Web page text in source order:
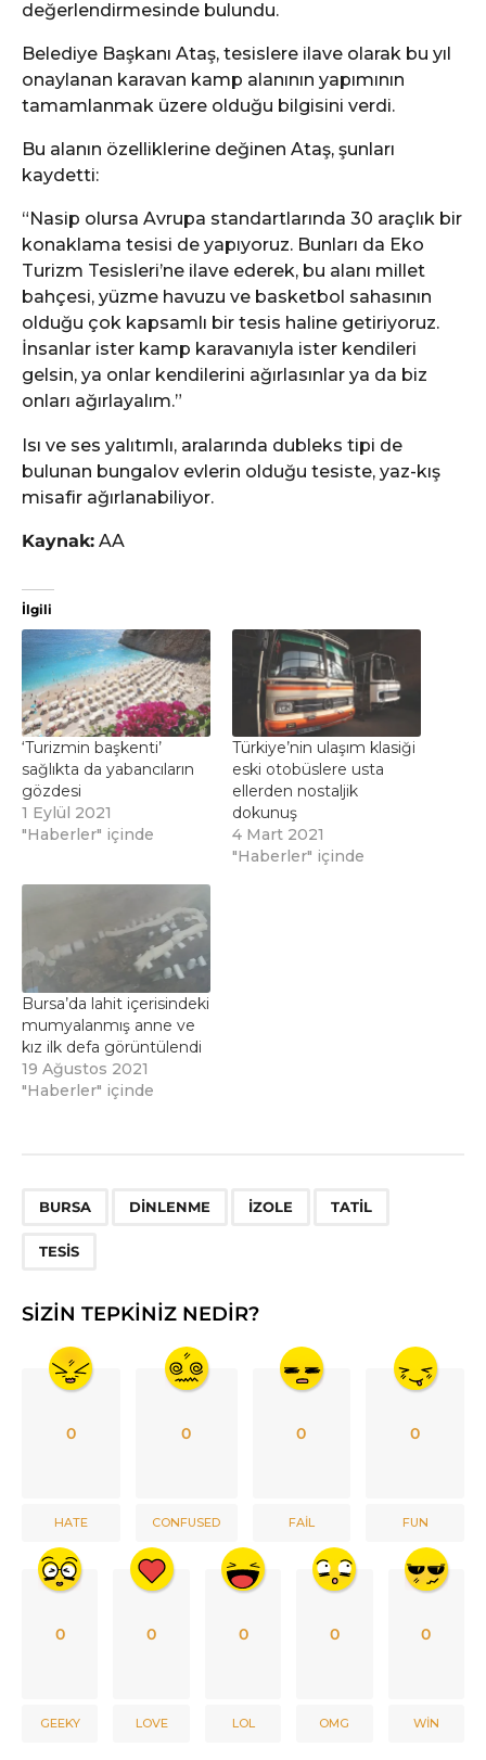
değerlendirmesinde bulundu.
Belediye Başkanı Ataş, tesislere ilave olarak bu yıl
onaylanan karavan kamp alanının yapımının
tamamlanmak üzere olduğu bilgisini verdi.
Bu alanın özelliklerine değinen Ataş, şunları
kaydetti:
“Nasip olursa Avrupa standartlarında 30 araçlık bir
konaklama tesisi de yapıyoruz. Bunları da Eko
Turizm Tesisleri’ne ilave ederek, bu alanı millet
bahçesi, yüzme havuzu ve basketbol sahasının
olduğu çok kapsamlı bir tesis haline getiriyoruz.
İnsanlar ister kamp karavanıyla ister kendileri
gelsin, ya onlar kendilerini ağırlasınlar ya da biz
onları ağırlayalım.”
Isı ve ses yalıtımlı, aralarında dubleks tipi de
bulunan bungalov evlerin olduğu tesiste, yaz-kış
misafir ağırlanabiliyor.
Kaynak: AA
İlgili
‘Turizmin başkenti’
sağlıkta da yabancıların
gözdesi
1 Eylül 2021
"Haberler" içinde
Türkiye’nin ulaşım klasiği
eski otobüslere usta
ellerden nostaljik
dokunuş
4 Mart 2021
"Haberler" içinde
Bursa’da lahit içerisindeki
mumyalanmış anne ve
kız ilk defa görüntülendi
19 Ağustos 2021
"Haberler" içinde
BURSA DINLENME IZOLE TATIL
TESIS
SIZIN TEPKINIZ NEDIR?
0
HATE
0
CONFUSED
0
FAIL
0
FUN
0
GEEKY
0
LOVE
0
LOL
0
OMG
0
WIN